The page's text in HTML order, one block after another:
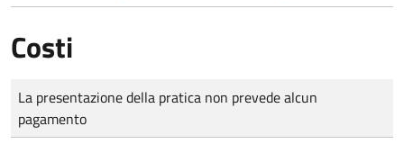
Costi
Tipo di pagamento
Importo
La presentazione della pratica non prevede alcun
pagamento